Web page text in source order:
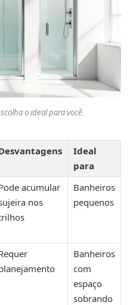
o ideal para você.
Ideal
para
acumular
nos
Banheiros
pequenos
Banheiros
com
espaço
sobrando